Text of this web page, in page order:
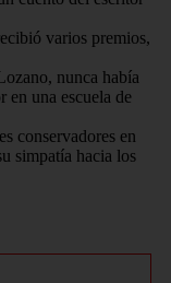
varios premios,
nunca había
en una escuela de
conservadores en
simpatía hacia los